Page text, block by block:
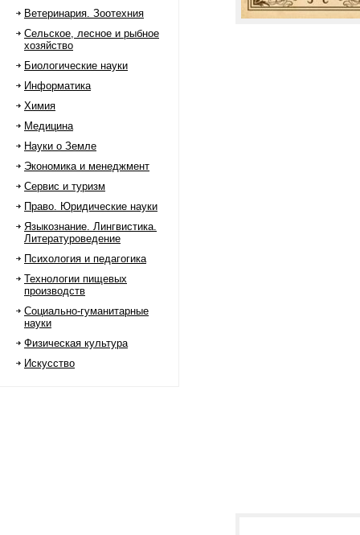
Ветеринария. Зоотехния
Сельское, лесное и рыбное
хозяйство
Биологические науки
Информатика
Химия
Медицина
Науки о Земле
Экономика и менеджмент
Сервис и туризм
Право. Юридические науки
Языкознание. Лингвистика.
Литературоведение
Психология и педагогика
Технологии пищевых
производств
Социально-гуманитарные
науки
Физическая культура
Искусство